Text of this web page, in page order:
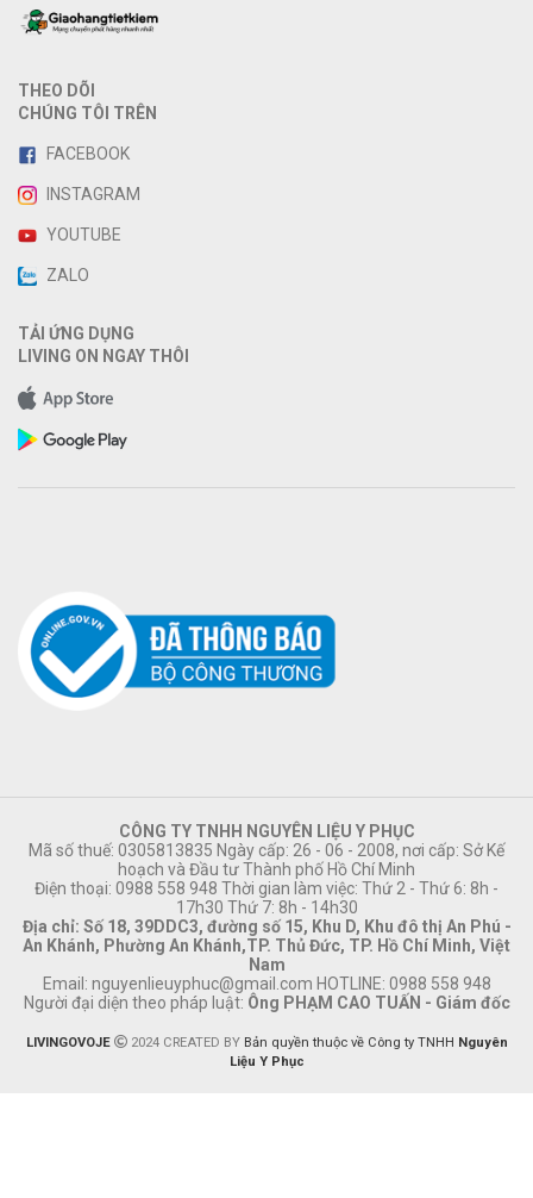
THEO DÕI
CHÚNG TÔI TRÊN
FACEBOOK
INSTAGRAM
YOUTUBE
ZALO
TẢI ỨNG DỤNG
LIVING ON NGAY THÔI
CÔNG TY TNHH NGUYÊN LIỆU Y PHỤC
Mã số thuế: 0305813835 Ngày cấp: 26 - 06 - 2008, nơi cấp: Sở Kế
hoạch và Đầu tư Thành phố Hồ Chí Minh
Điện thoại: 0988 558 948 Thời gian làm việc: Thứ 2 - Thứ 6: 8h -
17h30 Thứ 7: 8h - 14h30
Địa chỉ: Số 18, 39DDC3, đường số 15, Khu D, Khu đô thị An Phú -
An Khánh, Phường An Khánh,TP. Thủ Đức, TP. Hồ Chí Minh, Việt
Nam
Email: nguyenlieuyphuc@gmail.com HOTLINE: 0988 558 948
Người đại diện theo pháp luật: Ông PHẠM CAO TUẤN - Giám đốc
LIVINGOVOJE 2024 CREATED BY Bản quyền thuộc về Công ty TNHH Nguyên
Liệu Y Phục